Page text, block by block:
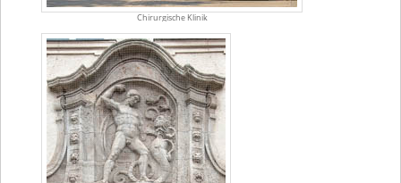
Chirurgische Klinik